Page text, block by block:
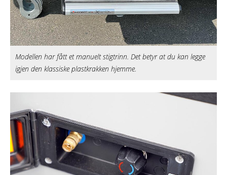
Modellen har fått et manuelt stigtrinn. Det betyr at du kan legge
igjen den klassiske plastkrakken hjemme.